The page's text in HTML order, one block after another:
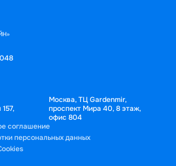
Москва, ТЦ Gardenmir,
проспект Мира 40, 8 этаж,
офис 804
соглашение
персональных данных